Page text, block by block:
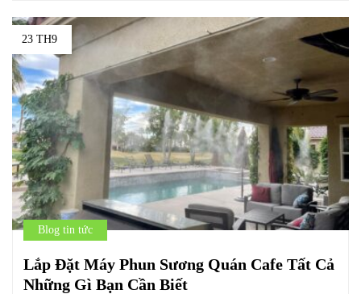
23 TH9
Blog tin tức
Lắp Đặt Máy Phun Sương Quán Cafe Tất Cả
Những Gì Bạn Cần Biết